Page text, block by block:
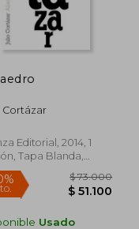
Cortázar
Editorial, 2014, 1
Tapa Blanda,
Usado